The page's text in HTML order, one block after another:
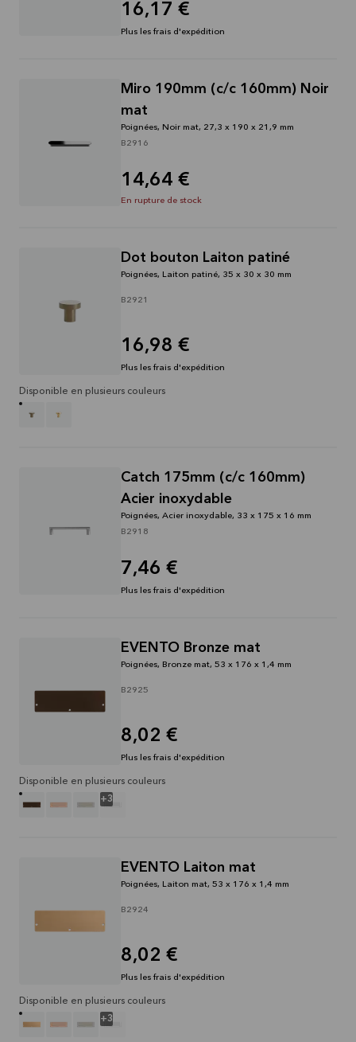
16,17 €
Plus les frais d'expédition
Miro 190mm (c/c 160mm) Noir
mat
Poignées, Noir mat, 27,3 x 190 x 21,9 mm
B2916
14,64 €
En rupture de stock
Dot bouton Laiton patiné
Poignées, Laiton patiné, 35 x 30 x 30 mm
B2921
16,98 €
Plus les frais d'expédition
Disponible en plusieurs couleurs
Catch 175mm (c/c 160mm)
Acier inoxydable
Poignées, Acier inoxydable, 33 x 175 x 16 mm
B2918
7,46 €
Plus les frais d'expédition
EVENTO Bronze mat
Poignées, Bronze mat, 53 x 176 x 1,4 mm
B2925
8,02 €
Plus les frais d'expédition
Disponible en plusieurs couleurs
+3
EVENTO Laiton mat
Poignées, Laiton mat, 53 x 176 x 1,4 mm
B2924
8,02 €
Plus les frais d'expédition
Disponible en plusieurs couleurs
+3